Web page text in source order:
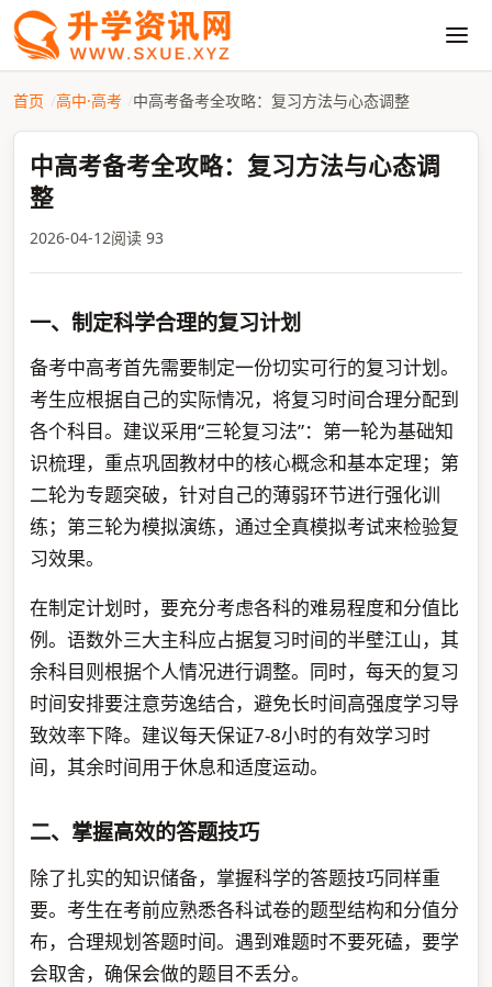
首页 高中·高考 中高考备考全攻略：复习方法与心态调整
中高考备考全攻略：复习方法与心态调
整
2026-04-12阅读 93
一、制定科学合理的复习计划
备考中高考首先需要制定一份切实可行的复习计划。
考生应根据自己的实际情况，将复习时间合理分配到
各个科目。建议采用“三轮复习法”：第一轮为基础知
识梳理，重点巩固教材中的核心概念和基本定理；第
二轮为专题突破，针对自己的薄弱环节进行强化训
练；第三轮为模拟演练，通过全真模拟考试来检验复
习效果。
在制定计划时，要充分考虑各科的难易程度和分值比
例。语数外三大主科应占据复习时间的半壁江山，其
余科目则根据个人情况进行调整。同时，每天的复习
时间安排要注意劳逸结合，避免长时间高强度学习导
致效率下降。建议每天保证7-8小时的有效学习时
间，其余时间用于休息和适度运动。
二、掌握高效的答题技巧
除了扎实的知识储备，掌握科学的答题技巧同样重
要。考生在考前应熟悉各科试卷的题型结构和分值分
布，合理规划答题时间。遇到难题时不要死磕，要学
会取舍，确保会做的题目不丢分。